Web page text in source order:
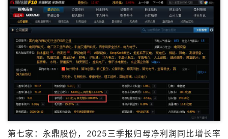
第七家：永鼎股份，2025三季报归母净利润同比增长率